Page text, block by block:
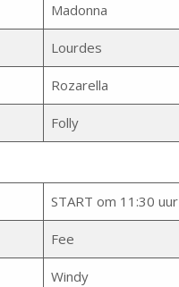
Madonna
Lourdes
Rozarella
Folly
START om 11:30 uur
Fee
Windy